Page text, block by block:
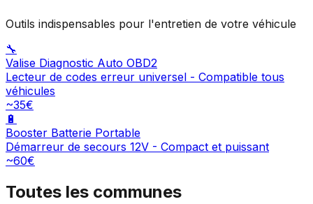
Outils indispensables pour l'entretien de votre véhicule
🔧
Valise Diagnostic Auto OBD2
Lecteur de codes erreur universel - Compatible tous
véhicules
~35€
🔋
Booster Batterie Portable
Démarreur de secours 12V - Compact et puissant
~60€
Toutes les communes